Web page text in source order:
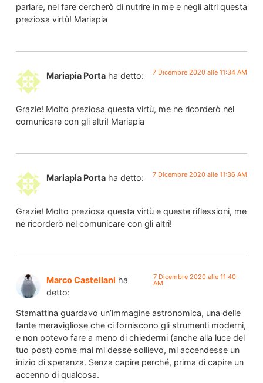
parlare, nel fare cercherò di nutrire in me e negli altri questa
preziosa virtù! Mariapia
Mariapia Porta ha detto: 7 Dicembre 2020 alle 11:34 AM
Grazie! Molto preziosa questa virtù, me ne ricorderò nel
comunicare con gli altri! Mariapia
Mariapia Porta ha detto: 7 Dicembre 2020 alle 11:36 AM
Grazie! Molto preziosa questa virtù e queste riflessioni, me
ne ricorderò nel comunicare con gli altri!
Marco Castellani ha
detto:
7 Dicembre 2020 alle 11:40
AM
Stamattina guardavo un’immagine astronomica, una delle
tante meravigliose che ci forniscono gli strumenti moderni,
e non potevo fare a meno di chiedermi (anche alla luce del
tuo post) come mai mi desse sollievo, mi accendesse un
inizio di speranza. Senza capire perché, prima di capire un
accenno di qualcosa.